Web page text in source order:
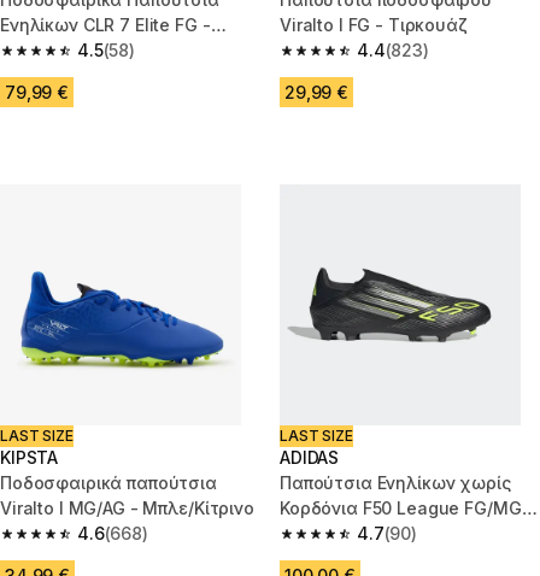
Ενηλίκων CLR 7 Elite FG -
Λευκά/Κίτρινα Meteor
4.5
4.5 out of 5 stars from 58 reviews
(58)
79,99 €
Viralto I FG - Τιρκουάζ
4.4
4.4 out of 5 stars from 823
(823)
29,99 €
LAST SIZE
KIPSTA
Ποδοσφαιρικά παπούτσια
Viralto I MG/AG - Μπλε/Κίτρινο
4.6
4.6 out of 5 stars from 668 reviews
(668)
LAST SIZE
ADIDAS
Παπούτσια Ενηλίκων χωρίς
Κορδόνια F50 League FG/MG -
Μαύρο
4.7
4.7 out of 5 stars from 90
(90)